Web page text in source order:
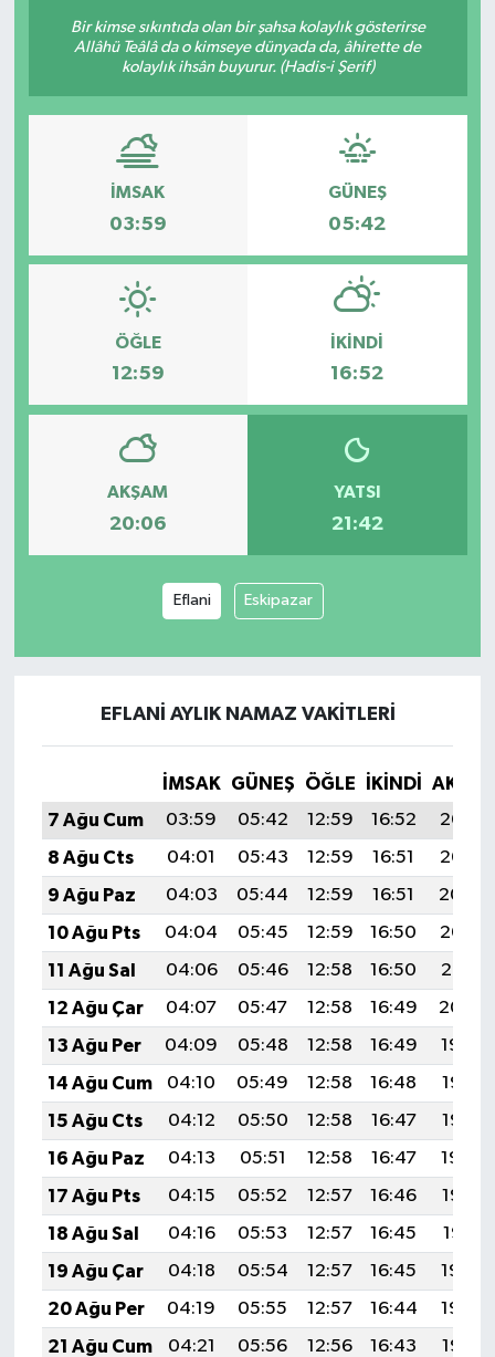
Bir kimse sıkıntıda olan bir şahsa kolaylık gösterirse
Allâhü Teâlâ da o kimseye dünyada da, âhirette de
kolaylık ihsân buyurur. (Hadis-i Şerif)
İMSAK
03:59
GÜNEŞ
05:42
ÖĞLE
12:59
İKINDI
16:52
AKŞAM
20:06
YATSI
21:42
Eflani Eskipazar
EFLANI AYLIK NAMAZ VAKITLERI
İMSAK GÜNEŞ ÖĞLE İKINDI
7 Ağu Cum
03:59 05:42 12:59 16:52
20:06
8 Ağu Cts
04:01 05:43 12:59 16:51
20:05
9 Ağu Paz
04:03 05:44 12:59 16:51
20:04
10 Ağu Pts
04:04 05:45 12:59 16:50
20:03
11 Ağu Sal
04:06 05:46 12:58 16:50
20:01
12 Ağu Çar
04:07 05:47 12:58 16:49
20:00
13 Ağu Per
04:09 05:48 12:58 16:49
19:59
14 Ağu Cum
04:10 05:49 12:58 16:48
19:57
15 Ağu Cts
04:12 05:50 12:58 16:47
19:56
16 Ağu Paz
04:13 05:51 12:58 16:47
19:54
17 Ağu Pts
04:15 05:52 12:57 16:46
19:53
18 Ağu Sal
04:16 05:53 12:57 16:45
19:51
19 Ağu Çar
04:18 05:54 12:57 16:45
19:50
20 Ağu Per
04:19 05:55 12:57 16:44
19:49
21 Ağu Cum
04:21 05:56 12:56 16:43
19:47